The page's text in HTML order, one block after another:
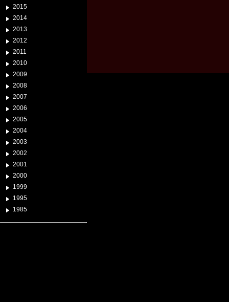
2015
2014
2013
2012
2011
2010
2009
2008
2007
2006
2005
2004
2003
2002
2001
2000
1999
1995
1985